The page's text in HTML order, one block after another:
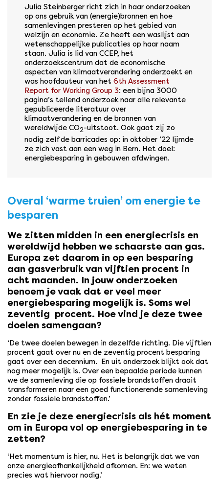
Julia Steinberger richt zich in haar onderzoeken
op ons gebruik van (energie)bronnen en hoe
samenlevingen presteren op het gebied van
welzijn en economie. Ze heeft een waslijst aan
wetenschappelijke publicaties op haar naam
staan. Julia is lid van CCEP, het
onderzoekscentrum dat de economische
aspecten van klimaatverandering onderzoekt en
was hoofdauteur van het 6th Assessment
Report for Working Group 3: een bijna 3000
pagina’s tellend onderzoek naar alle relevante
gepubliceerde literatuur over
klimaatverandering en de bronnen van
wereldwijde CO2-uitstoot. Ook gaat zij zo
nodig zelf de barricades op: in oktober ’22 lijmde
ze zich vast aan een weg in Bern. Het doel:
energiebesparing in gebouwen afdwingen.
Overal ‘warme truien’ om energie te
besparen
We zitten midden in een energiecrisis en
wereldwijd hebben we schaarste aan gas.
Europa zet daarom in op een besparing
aan gasverbruik van vijftien procent in
acht maanden. In jouw onderzoeken
benoem je vaak dat er veel meer
energiebesparing mogelijk is. Soms wel
zeventig procent. Hoe vind je deze twee
doelen samengaan?
‘De twee doelen bewegen in dezelfde richting. Die vijftien
procent gaat over nu en de zeventig procent besparing
gaat over een decennium. En uit onderzoek blijkt ook dat
nog meer mogelijk is. Over een bepaalde periode kunnen
we de samenleving die op fossiele brandstoffen draait
transformeren naar een goed functionerende samenleving
zonder fossiele brandstoffen.’
En zie je deze energiecrisis als hét moment
om in Europa vol op energiebesparing in te
zetten?
‘Het momentum is hier, nu. Het is belangrijk dat we van
onze energieafhankelijkheid afkomen. En: we weten
precies wat hiervoor nodig.’